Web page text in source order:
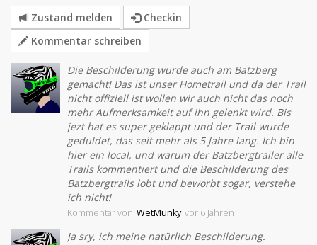
Zustand melden
Checkin
Kommentar schreiben
Die Beschilderung wurde auch am Batzberg
gemacht! Das ist unser Hometrail und da der Trail
nicht offiziell ist wollen wir auch nicht das noch
mehr Aufmerksamkeit auf ihn gelenkt wird. Bis
jezt hat es super geklappt und der Trail wurde
geduldet, das seit mehr als 5 Jahre lang. Ich bin
hier ein local, und warum der Batzbergtrailer alle
Trails kommentiert und die Beschilderung des
Batzbergtrails lobt und beworbt sogar, verstehe
ich nicht!
Kommentarvon WetMunky vor 6 Jahren
Ja sry, ich meine natürlich Beschilderung.